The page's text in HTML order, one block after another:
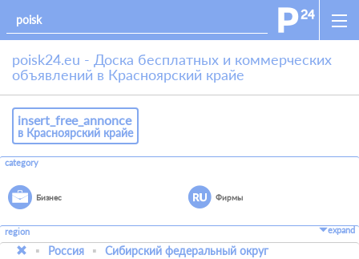
poisk24.eu - Доска бесплатных и коммерческих
объявлений в Красноярский крайе
insert_free_annonce
в Красноярский крайе
category
Бизнес Фирмы
region expand
Россия
Сибирский федеральный округ